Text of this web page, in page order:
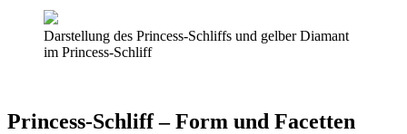
Darstellung des Princess-Schliffs und gelber Diamant
im Princess-Schliff
Princess-Schliff – Form und Facetten